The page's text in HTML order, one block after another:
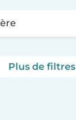
Plus de filtres